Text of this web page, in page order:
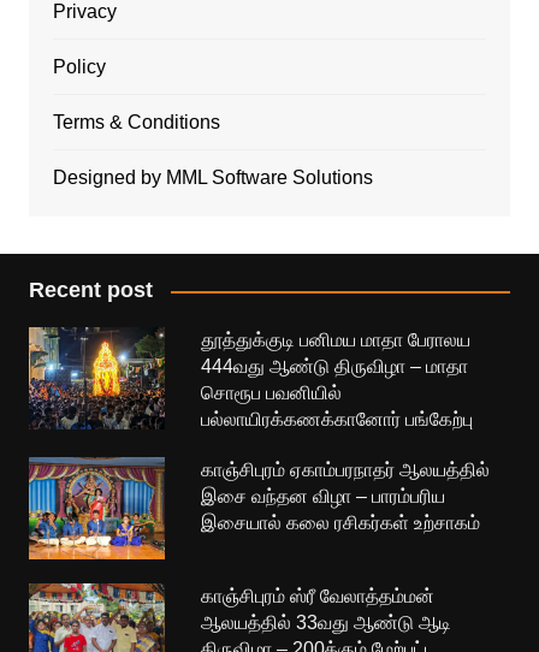
Privacy
Policy
Terms & Conditions
Designed by MML Software Solutions
Recent post
தூத்துக்குடி பனிமய மாதா பேராலய
444வது ஆண்டு திருவிழா – மாதா
சொரூப பவனியில்
பல்லாயிரக்கணக்கானோர் பங்கேற்பு
காஞ்சிபுரம் ஏகாம்பரநாதர் ஆலயத்தில்
இசை வந்தன விழா – பாரம்பரிய
இசையால் கலை ரசிகர்கள் உற்சாகம்
காஞ்சிபுரம் ஸ்ரீ வேலாத்தம்மன்
ஆலயத்தில் 33வது ஆண்டு ஆடி